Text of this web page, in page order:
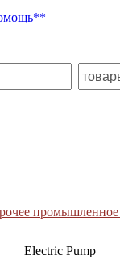
промышленное
Electric Pump